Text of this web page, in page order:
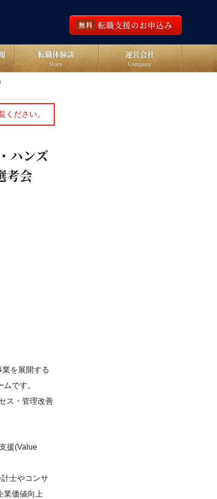
無料 転職支援のお申込み
転職体験談
Story
運営会社
Company
ください。
ハンズ
考会
を展開する
です。
ス・管理改善
援(Value
士やコンサ
業価値向上